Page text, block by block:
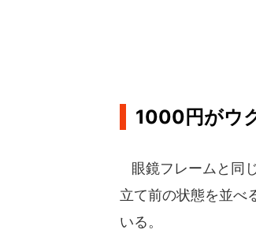
1000円がウ
眼鏡フレームと同
立て前の状態を並べ
いる。